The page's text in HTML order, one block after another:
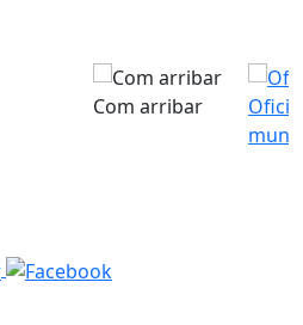
Com arribar